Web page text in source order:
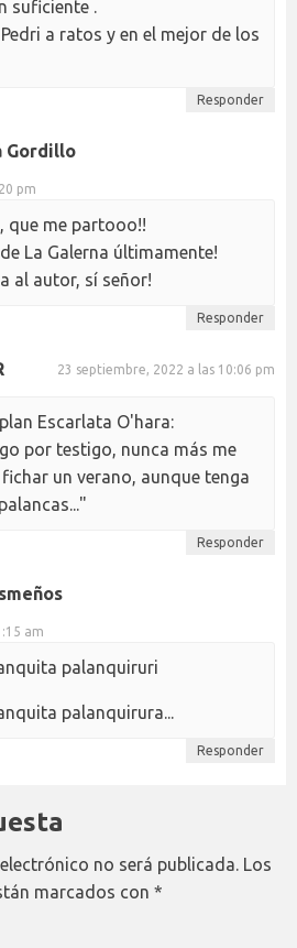
suficiente .
a ratos y en el mejor de los
Responder
Gordillo
pm
que me partooo!!
La Galerna últimamente!
al autor, sí señor!
Responder
23 septiembre, 2022 a las 10:06 pm
Escarlata O'hara:
por testigo, nunca más me
un verano, aunque tenga
Responder
am
palanquiruri
palanquirura...
Responder
no será publicada. Los
marcados con *